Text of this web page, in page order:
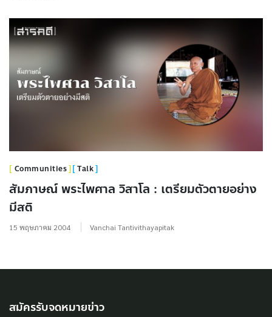
Communities Talk
สัมภาษณ์ พระไพศาล วิสาโล : เตรียมตัวตายอย่าง
มีสติ
15 พฤษภาคม 2004 Vanchai Tantivithayapitak
สมัครรับจดหมายข่าว